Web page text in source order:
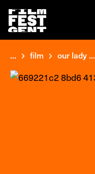
... film our lady ...